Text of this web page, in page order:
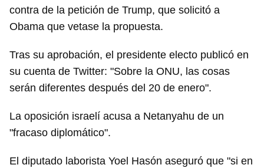
contra de la petición de Trump, que solicitó a
Obama que vetase la propuesta.
Tras su aprobación, el presidente electo publicó en
su cuenta de Twitter: "Sobre la ONU, las cosas
serán diferentes después del 20 de enero".
La oposición israelí acusa a Netanyahu de un
"fracaso diplomático".
El diputado laborista Yoel Hasón aseguró que "si en